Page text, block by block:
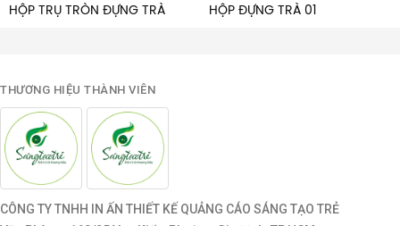
HỘP TRỤ TRÒN ĐỰNG TRÀ HỘP ĐỰNG TRÀ 01
THƯƠNG HIỆU THÀNH VIÊN
CÔNG TY TNHH IN ẤN THIẾT KẾ QUẢNG CÁO SÁNG TẠO TRẺ